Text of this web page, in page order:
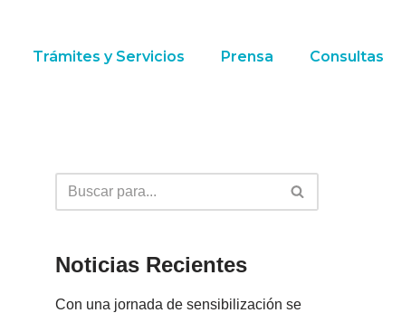
Trámites y Servicios Prensa Consultas
Noticias Recientes
Con una jornada de sensibilización se